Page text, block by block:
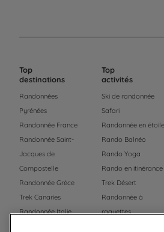
Top
destinations
Randonnées
Pyrénées
Randonnée France
Randonnée Saint-
Jacques de
Compostelle
Randonnée Grèce
Trek Canaries
Randonnée Italie
Top
activités
Ski de randonnée
Safari
Randonnée en étoile
Rando Balnéo
Rando Yoga
Rando en itinérance
Trek Désert
Randonnée à
raquettes